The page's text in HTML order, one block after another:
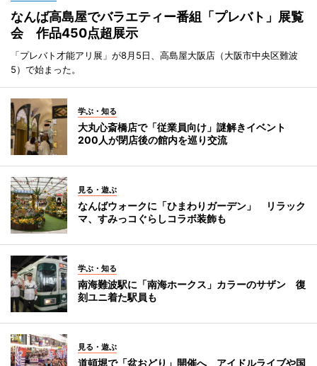
なんば高島屋でバラエティー番組「プレバト」展覧
会 作品450点超展示
「プレバト才能アリ展」が8月5日、高島屋大阪店（大阪市中央区難波
5）で始まった。
学ぶ・知る
大丸心斎橋店で「従業員向け」謎解きイベント
200人が閉店後の館内を巡り交流
見る・遊ぶ
なんばウォークに「ひまわりガーデン」 リラック
マ、すみっコぐらしコラボ装飾も
学ぶ・知る
南海難波駅に「南海ホークス」カラーのサザン 復
刻ユニ着た駅員も
見る・遊ぶ
道頓堀で「盆おどり」開催へ アイドルライブや国